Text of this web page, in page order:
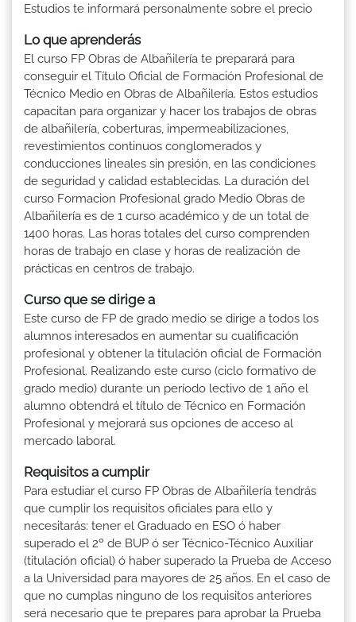
Estudios te informará personalmente sobre el precio
Lo que aprenderás
El curso FP Obras de Albañilería te preparará para
conseguir el Título Oficial de Formación Profesional de
Técnico Medio en Obras de Albañilería. Estos estudios
capacitan para organizar y hacer los trabajos de obras
de albañilería, coberturas, impermeabilizaciones,
revestimientos continuos conglomerados y
conducciones lineales sin presión, en las condiciones
de seguridad y calidad establecidas. La duración del
curso Formacion Profesional grado Medio Obras de
Albañilería es de 1 curso académico y de un total de
1400 horas. Las horas totales del curso comprenden
horas de trabajo en clase y horas de realización de
prácticas en centros de trabajo.
Curso que se dirige a
Este curso de FP de grado medio se dirige a todos los
alumnos interesados en aumentar su cualificación
profesional y obtener la titulación oficial de Formación
Profesional. Realizando este curso (ciclo formativo de
grado medio) durante un período lectivo de 1 año el
alumno obtendrá el título de Técnico en Formación
Profesional y mejorará sus opciones de acceso al
mercado laboral.
Requisitos a cumplir
Para estudiar el curso FP Obras de Albañilería tendrás
que cumplir los requisitos oficiales para ello y
necesitarás: tener el Graduado en ESO ó haber
superado el 2º de BUP ó ser Técnico-Técnico Auxiliar
(titulación oficial) ó haber superado la Prueba de Acceso
a la Universidad para mayores de 25 años. En el caso de
que no cumplas ninguno de los requisitos anteriores
será necesario que te prepares para aprobar la Prueba